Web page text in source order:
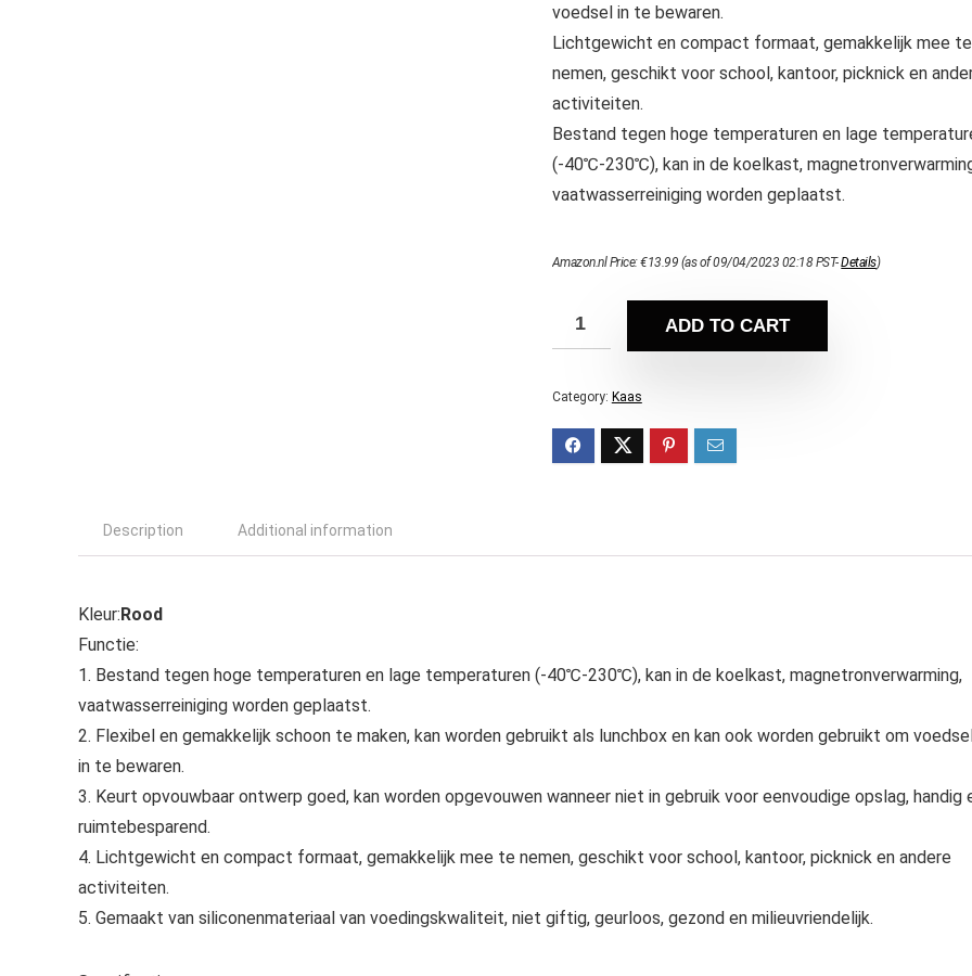
voedsel in te bewaren.
Lichtgewicht en compact formaat, gemakkelijk mee te
nemen, geschikt voor school, kantoor, picknick en
activiteiten.
Bestand tegen hoge temperaturen en lage
(-40℃-230℃), kan in de koelkast,
vaatwasserreiniging worden geplaatst.
Amazon.nl Price:€13.99 (as of 09/04/2023 02:18 PST-Details)
ADD TO CART
Category: Kaas
Description Additional information
Kleur:Rood
Functie:
1. Bestand tegen hoge temperaturen en lage temperaturen (-40℃-230℃), kan in de koelkast, magnetronverwarming,
vaatwasserreiniging worden geplaatst.
2. Flexibel en gemakkelijk schoon te maken, kan worden gebruikt als lunchbox en kan ook worden gebruikt om
in te bewaren.
3. Keurt opvouwbaar ontwerp goed, kan worden opgevouwen wanneer niet in gebruik voor eenvoudige opslag, handig
ruimtebesparend.
4. Lichtgewicht en compact formaat, gemakkelijk mee te nemen, geschikt voor school, kantoor, picknick en andere
activiteiten.
5. Gemaakt van siliconenmateriaal van voedingskwaliteit, niet giftig, geurloos, gezond en milieuvriendelijk.